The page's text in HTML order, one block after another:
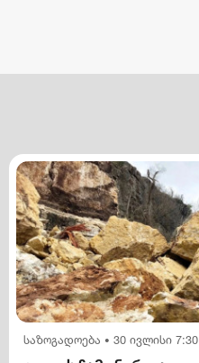
საზოგადოება • 30 ივლისი 7:30